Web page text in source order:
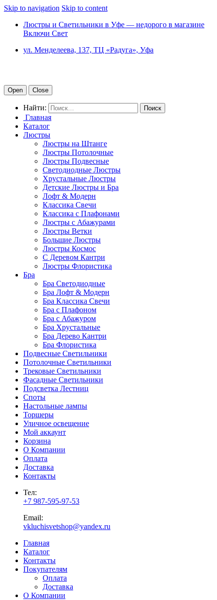
Skip to navigation Skip to content
Люстры и Светильники в Уфе — недорого в магазине
Включи Свет
ул. Менделеева, 137, ТЦ «Радуга», Уфа
Open Close
Найти:
Главная
Каталог
Люстры
Люстры на Штанге
Люстры Потолочные
Люстры Подвесные
Светодиодные Люстры
Хрустальные Люстры
Детские Люстры и Бра
Лофт & Модерн
Классика Свечи
Классика с Плафонами
Люстры с Абажурами
Люстры Ветки
Большие Люстры
Люстры Космос
С Деревом Кантри
Люстры Флористика
Бра
Бра Светодиодные
Бра Лофт & Модерн
Бра Классика Свечи
Бра с Плафоном
Бра с Абажуром
Бра Хрустальные
Бра Дерево Кантри
Бра Флористика
Подвесные Светильники
Потолочные Светильники
Трековые Светильники
Фасадные Светильники
Подсветка Лестниц
Споты
Настольные лампы
Торшеры
Уличное освещение
Мой аккаунт
Корзина
О Компании
Оплата
Доставка
Контакты
Тел:
+7 987-595-97-53
Email:
vkluchisvetshop@yandex.ru
Главная
Каталог
Контакты
Покупателям
Оплата
Доставка
О Компании